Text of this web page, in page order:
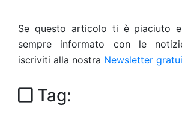
Se questo articolo ti è piaciuto
sempre informato con le
iscriviti alla nostra Newsletter
Tag: